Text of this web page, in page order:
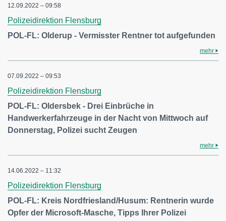
12.09.2022 – 09:58
Polizeidirektion Flensburg
POL-FL: Olderup - Vermisster Rentner tot aufgefunden
mehr
07.09.2022 – 09:53
Polizeidirektion Flensburg
POL-FL: Oldersbek - Drei Einbrüche in
Handwerkerfahrzeuge in der Nacht von Mittwoch auf
Donnerstag, Polizei sucht Zeugen
mehr
14.06.2022 – 11:32
Polizeidirektion Flensburg
POL-FL: Kreis Nordfriesland/Husum: Rentnerin wurde
Opfer der Microsoft-Masche, Tipps Ihrer Polizei